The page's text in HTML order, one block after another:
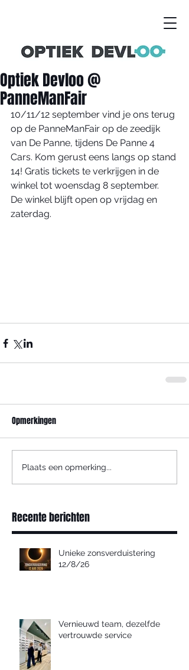
Optiek Devloo @
PanneManFair
10/11/12 september vind je ons terug
op de PanneManFair op de zeedijk
van De Panne, tijdens De Panne 4
Cars. Kom gerust eens langs op stand
14! Gratis tickets te verkrijgen in de
winkel tot woensdag 8 september.
De winkel blijft open op vrijdag en
zaterdag.
Opmerkingen
Plaats een opmerking...
Recente berichten
Unieke zonsverduistering
12/8/26
Vernieuwd team, dezelfde
vertrouwde service